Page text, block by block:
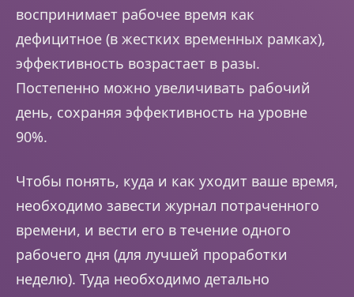
воспринимает рабочее время как
дефицитное (в жестких временных рамках),
эффективность возрастает в разы.
Постепенно можно увеличивать рабочий
день, сохраняя эффективность на уровне
90%.
Чтобы понять, куда и как уходит ваше время,
необходимо завести журнал потраченного
времени, и вести его в течение одного
рабочего дня (для лучшей проработки
неделю). Туда необходимо детально